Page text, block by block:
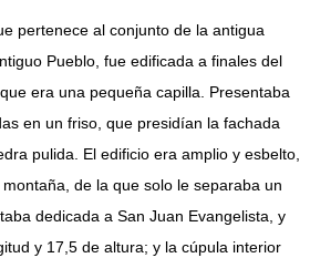
pertenece al conjunto de la antigua
Pueblo, fue edificada a finales del
era una pequeña capilla. Presentaba
en un friso, que presidían la fachada
pulida. El edificio era amplio y esbelto,
de la que solo le separaba un
dedicada a San Juan Evangelista, y
y 17,5 de altura; y la cúpula interior